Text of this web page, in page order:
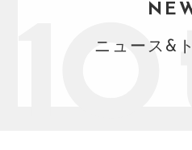
税理
社会保険労務士業務 不動産鑑
私たちの軌跡
ニュース&